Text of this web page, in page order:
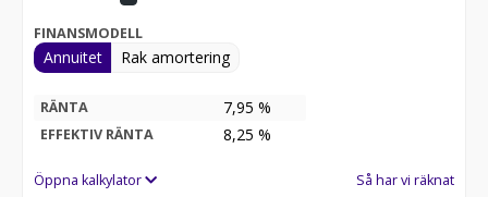
FINANSMODELL
Annuitet Rak amortering
RÄNTA 7,95 %
EFFEKTIV RÄNTA 8,25 %
Öppna kalkylator Så har vi räknat